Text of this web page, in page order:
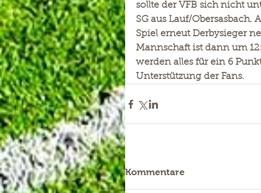
sollte der VFB sich nicht
SG aus Lauf/Obersasbach.
Spiel erneut Derbysieger
Mannschaft ist dann um
werden alles für ein 6
Unterstützung der Fans.
Kommentare